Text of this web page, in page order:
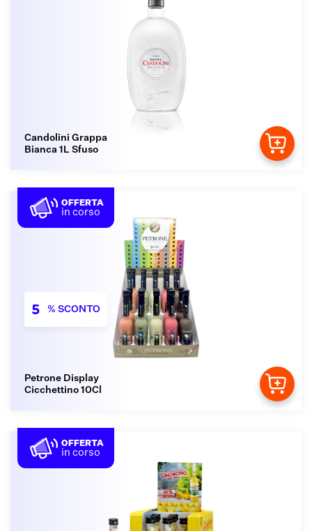
Candolini Grappa
Bianca 1L Sfuso
OFFERTA
in corso
5 % SCONTO
Petrone Display
Cicchettino 10Cl
OFFERTA
in corso